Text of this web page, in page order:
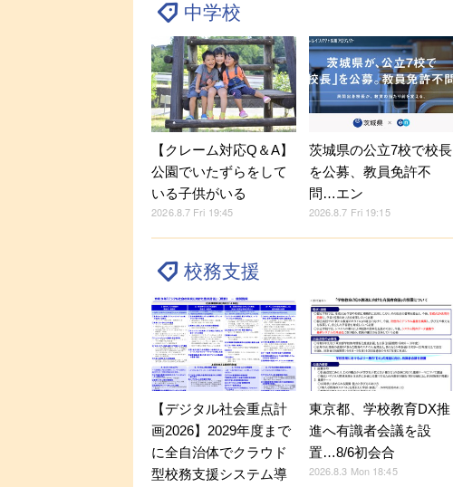
中学校
【クレーム対応Q＆A】
公園でいたずらをして
いる子供がいる
2026.8.7 Fri 19:45
茨城県の公立7校で校長
を公募、教員免許不
問…エン
2026.8.7 Fri 19:15
校務支援
【デジタル社会重点計
画2026】2029年度まで
に全自治体でクラウド
型校務支援システム導
東京都、学校教育DX推
進へ有識者会議を設
置…8/6初会合
2026.8.3 Mon 18:45